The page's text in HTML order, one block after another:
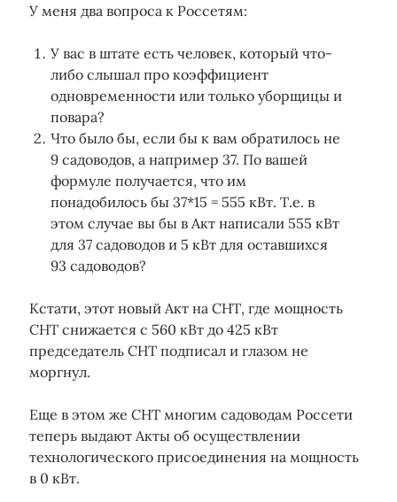
У меня два вопроса к Россетям:
У вас в штате есть человек, который что-
либо слышал про коэффициент
одновременности или только уборщицы и
повара?
Что было бы, если бы к вам обратилось не
9 садоводов, а например 37. По вашей
формуле получается, что им
понадобилось бы 37*15 = 555 кВт. Т.е. в
этом случае вы бы в Акт написали 555 кВт
для 37 садоводов и 5 кВт для оставшихся
93 садоводов?
Кстати, этот новый Акт на СНТ, где мощность
СНТ снижается с 560 кВт до 425 кВт
председатель СНТ подписал и глазом не
моргнул.
Еще в этом же СНТ многим садоводам Россети
теперь выдают Акты об осуществлении
технологического присоединения на мощность
в 0 кВт.